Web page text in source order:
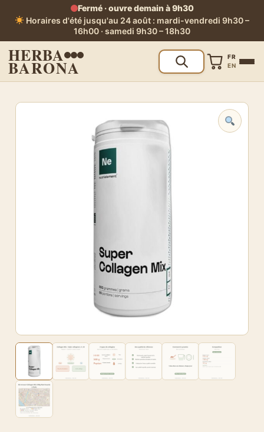
Fermé · ouvre demain à 9h30
Horaires d'été jusqu'au 24 août : mardi-vendredi 9h30 –
16h00 · samedi 9h30 – 18h30
HERBA
BARONA
FR
EN